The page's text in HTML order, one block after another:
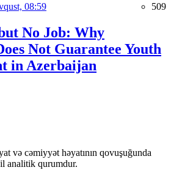
08:59 509
No Job: Why
Not Guarantee Youth
in Azerbaijan
və cəmiyyət həyatının qovuşuğunda
analitik qurumdur.